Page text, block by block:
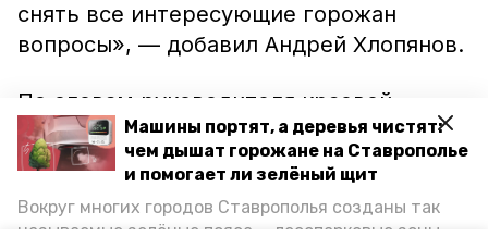
Машины портят, а деревья чистят:
чем дышат горожане на Ставрополье
и помогает ли зелёный щит
Вокруг многих городов Ставрополья созданы так
называемые зелёные пояса — лесопарковые зоны,
снять все интересующие горожан
вопросы», — добавил Андрей Хлопянов.
По словам руководителя краевой
общественной организации
«Экологический патруль» Светлана
реагируют и общаются с жителями по